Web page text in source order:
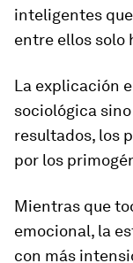
inteligentes
entre ellos solo
La explicación
sociológica
resultados, los
por los
Mientras que
emocional, la
con más